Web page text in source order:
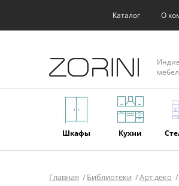
Каталог О
Шкафы Кухни
Главная Библиотеки Арт деко